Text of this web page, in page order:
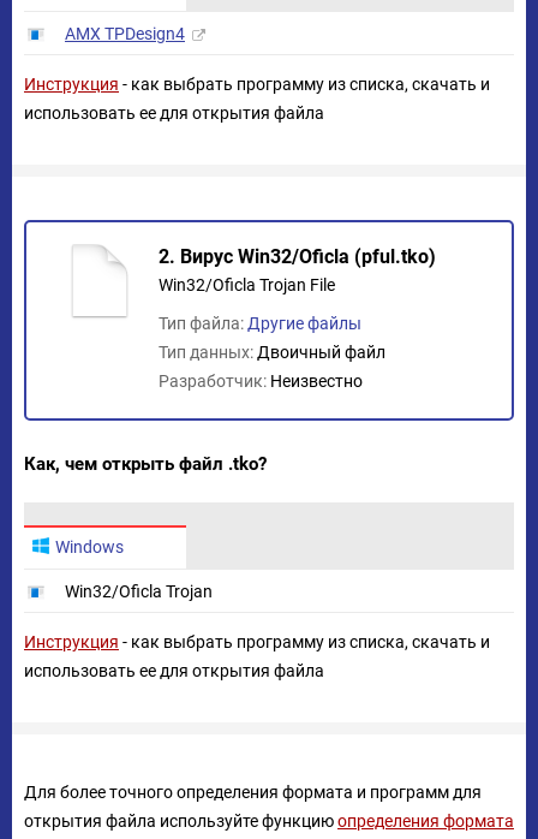
AMX TPDesign4
Инструкция - как выбрать программу из списка, скачать и
использовать ее для открытия файла
2. Вирус Win32/Oficla (pful.tko)
Win32/Oficla Trojan File
Тип файла: Другие файлы
Тип данных: Двоичный файл
Разработчик: Неизвестно
Как, чем открыть файл .tko?
Windows
Win32/Oficla Trojan
Инструкция - как выбрать программу из списка, скачать и
использовать ее для открытия файла
Для более точного определения формата и программ для
открытия файла используйте функциюопределения формата